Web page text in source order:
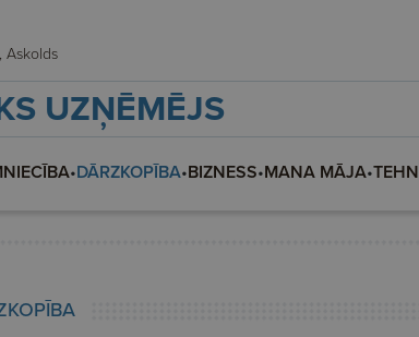
Aisma, Askolds
UZŅĒMĒJS
•DĀRZKOPĪBA•BIZNESS•MANA MĀJA•